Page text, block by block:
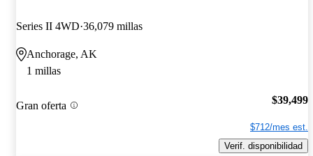
Series II 4WD 36,079 millas
Anchorage, AK
1 millas
Gran oferta $39,499
$712/mes est.
Verif. disponibilidad